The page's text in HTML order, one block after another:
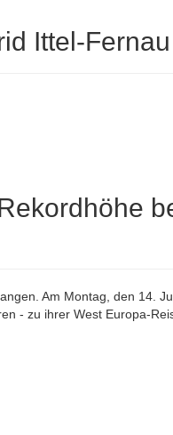
Ittel-Fernau
Am Montag, den 14.
- zu ihrer West Europa-